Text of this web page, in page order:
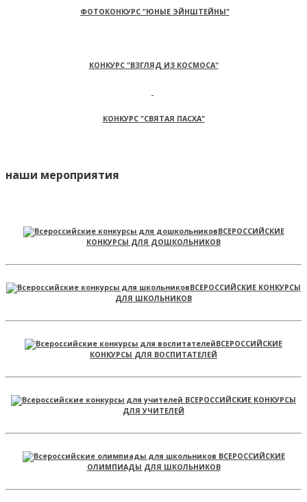
ФОТОКОНКУРС "ЮНЫЕ ЭЙНШТЕЙНЫ"
КОНКУРС "ВЗГЛЯД ИЗ КОСМОСА"
КОНКУРС "СВЯТАЯ ПАСХА"
наши мероприятия
ВСЕРОССИЙСКИЕ
КОНКУРСЫ ДЛЯ ДОШКОЛЬНИКОВ
ВСЕРОССИЙСКИЕ КОНКУРСЫ
ДЛЯ ШКОЛЬНИКОВ
ВСЕРОССИЙСКИЕ
КОНКУРСЫ ДЛЯ ВОСПИТАТЕЛЕЙ
ВСЕРОССИЙСКИЕ КОНКУРСЫ
ДЛЯ УЧИТЕЛЕЙ
ВСЕРОССИЙСКИЕ
ОЛИМПИАДЫ ДЛЯ ШКОЛЬНИКОВ